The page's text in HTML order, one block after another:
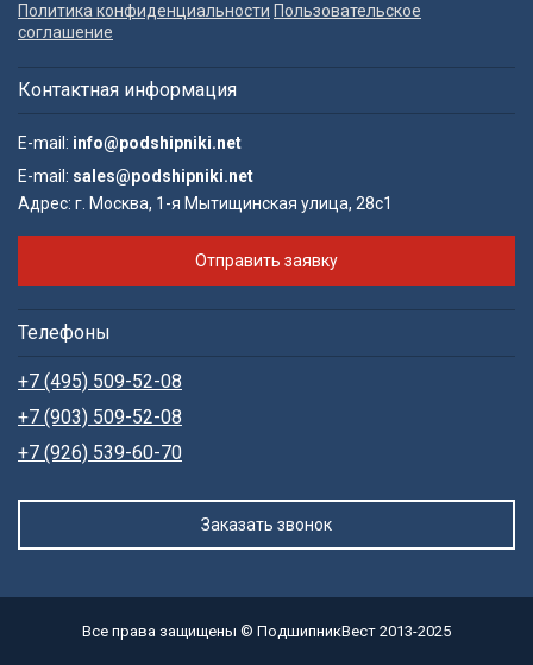
Политика конфиденциальности Пользовательское
соглашение
Контактная информация
E-mail: info@podshipniki.net
E-mail: sales@podshipniki.net
Адрес: г. Москва, 1-я Мытищинская улица, 28с1
Отправить заявку
Телефоны
+7 (495) 509-52-08
+7 (903) 509-52-08
+7 (926) 539-60-70
Заказать звонок
Все права защищены © ПодшипникВест 2013-2025